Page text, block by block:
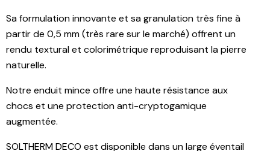
Sa formulation innovante et sa granulation très fine à
partir de 0,5 mm (très rare sur le marché) offrent un
rendu textural et colorimétrique reproduisant la pierre
naturelle.
Notre enduit mince offre une haute résistance aux
chocs et une protection anti-cryptogamique
augmentée.
SOLTHERM DECO est disponible dans un large éventail